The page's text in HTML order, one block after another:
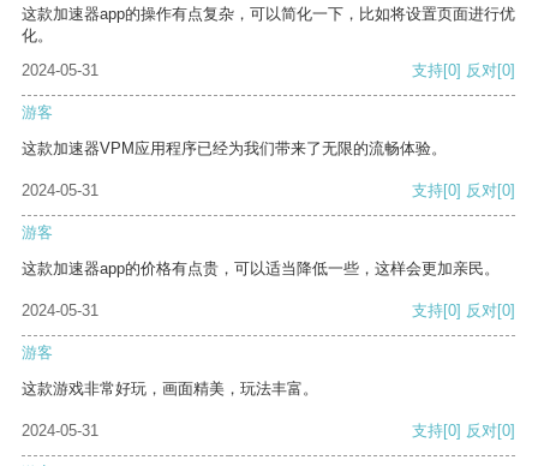
这款加速器app的操作有点复杂，可以简化一下，比如将设置页面进行优
化。
2024-05-31
支持[0] 反对[0]
游客
这款加速器VPM应用程序已经为我们带来了无限的流畅体验。
2024-05-31 支持[0] 反对[0]
游客
这款加速器app的价格有点贵，可以适当降低一些，这样会更加亲民。
2024-05-31 支持[0] 反对[0]
游客
这款游戏非常好玩，画面精美，玩法丰富。
2024-05-31 支持[0] 反对[0]